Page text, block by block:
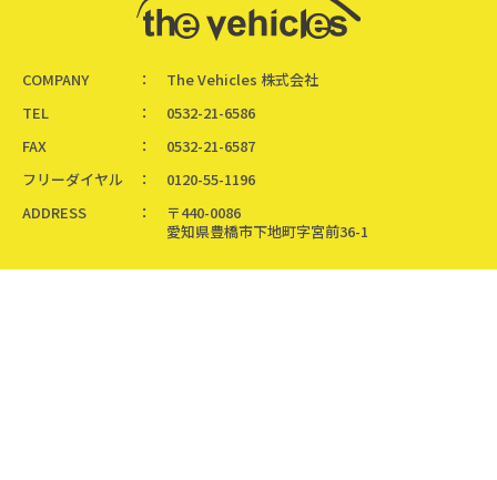
COMPANY
The Vehicles 株式会社
TEL
0532-21-6586
FAX
0532-21-6587
フリーダイヤル
0120-55-1196
ADDRESS
〒440-0086
愛知県豊橋市下地町字宮前36-1